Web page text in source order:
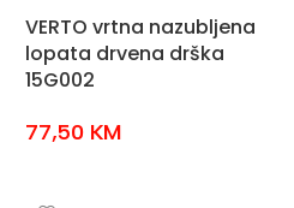
VERTO vrtna nazubljena
lopata drvena drška
15G002
77,50 KM